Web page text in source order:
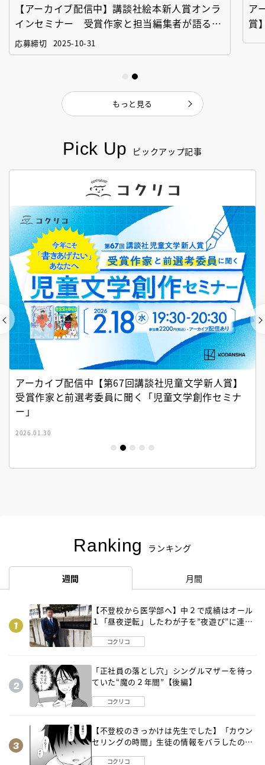
Pick Up ピックアップ記事
アーカイブ配信中【第67回講談社児童文学新人賞】
受賞作家と前選考委員に聞く「児童文学創作セミナ
ー」
2026.01.30
Ranking ランキング
週間 月間
【不登校から医学部へ】中２で成績はオール
１「昼夜逆転」したわが子を”夜遊び”に連れ
コクリコ
「正社員の落とし穴」シングルマザーを待っ
ていた“魔の２年間”【後編】
コクリコ
【不登校のきっかけは先生でした】「カウン
セリングの時間」生徒の情報をバラしたの
コクリコ
【アーカイブ配信中】講談社絵本新人賞オンラ
インセミナー 受賞作家と担当編集者が語る
「絵本創作実践講座」
応募締切 2025-10-31
ア
賞
もっと見る